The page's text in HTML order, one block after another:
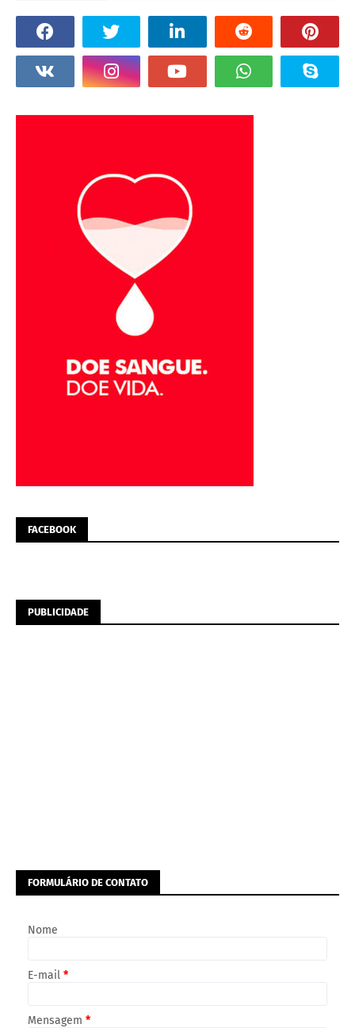
FACEBOOK
PUBLICIDADE
FORMULÁRIO DE CONTATO
Nome
E-mail *
Mensagem *